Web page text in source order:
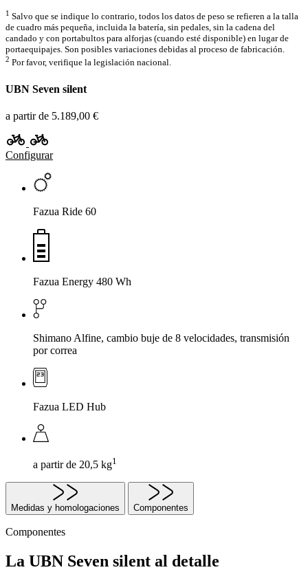
1 Salvo que se indique lo contrario, todos los datos de peso se refieren a la talla
de cuadro más pequeña, incluida la batería, sin pedales, sin la cadena del
candado y con portabultos para alforjas (cuando esté disponible) en lugar de
portaequipajes. Son posibles variaciones debidas al proceso de fabricación.
2 Por favor, verifique la legislación nacional.
UBN Seven silent
a partir de 5.189,00 €
Configurar
Fazua Ride 60
Fazua Energy 480 Wh
Shimano Alfine, cambio buje de 8 velocidades, transmisión
por correa
Fazua LED Hub
a partir de 20,5 kg1
Medidas y homologaciones Componentes
Componentes
La UBN Seven silent al detalle